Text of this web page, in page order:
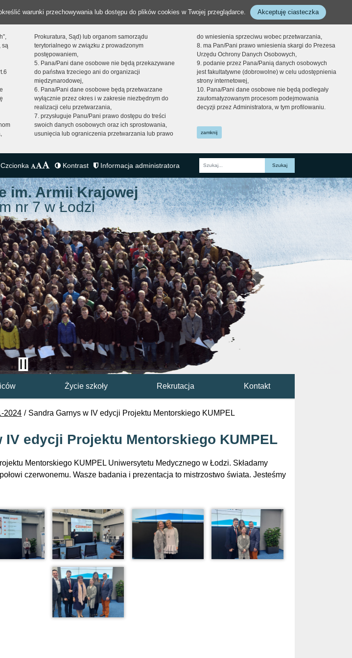
warunki przechowywania lub dostępu do plików cookies w Twojej przeglądarce. Akceptuję ciasteczka
są
Prokuratura, Sąd) lub organom samorządu
terytorialnego w związku z prowadzonym
postępowaniem,
5. Pana/Pani dane osobowe nie będą przekazywane
do państwa trzeciego ani do organizacji
międzynarodowej,
6. Pana/Pani dane osobowe będą przetwarzane
wyłącznie przez okres i w zakresie niezbędnym do
realizacji celu przetwarzania,
7. przysługuje Panu/Pani prawo dostępu do treści
swoich danych osobowych oraz ich sprostowania,
usunięcia lub ograniczenia przetwarzania lub prawo
do wniesienia sprzeciwu wobec przetwarzania,
8. ma Pan/Pani prawo wniesienia skargi do Prezesa
Urzędu Ochrony Danych Osobowych,
9. podanie przez Pana/Panią danych osobowych
jest fakultatywne (dobrowolne) w celu udostępnienia
strony internetowej,
10. Pana/Pani dane osobowe nie będą podlegały
zautomatyzowanym procesom podejmowania
decyzji przez Administratora, w tym profilowaniu.
zamknij
Czcionka Kontrast Informacja administratora
Fraza
im. Armii Krajowej
nr 7 w Łodzi
Życie szkoły Rekrutacja Kontakt
2024 Sandra Garnys w IV edycji Projektu Mentorskiego KUMPEL
IV edycji Projektu Mentorskiego KUMPEL
Mentorskiego KUMPEL Uniwersytetu Medycznego w Łodzi. Składamy
czerwonemu. Wasze badania i prezentacja to mistrzostwo świata. Jesteśmy